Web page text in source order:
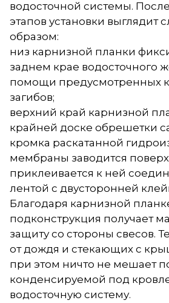
водосточной системы.
этапов установки выглядит
образом:
низ карнизной планки
заднем крае водосточного
помощи предусмотренных
загибов;
верхний край карнизной
крайней доске обрешетки
кромка раскатанной
мембраны заводится
приклеивается к ней
лентой с двусторонней
Благодаря карнизной
подконструкция получает
защиту со стороны свесов.
от дождя и стекающих с
при этом ничто не мешает
конденсируемой под
водосточную систему.